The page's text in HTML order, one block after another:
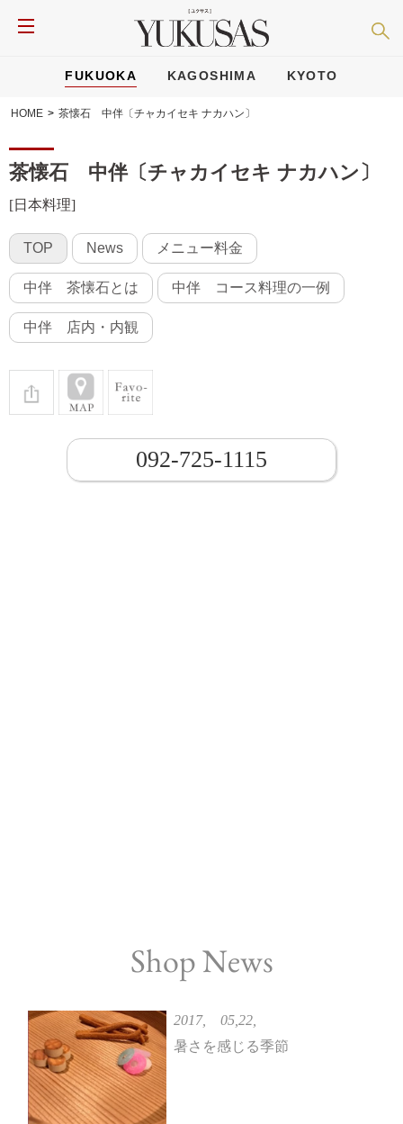
FUKUOKA KAGOSHIMA KYOTO
HOME > 茶懐石 中伴〔チャカイセキ ナカハン〕
茶懐石 中伴〔チャカイセキ ナカハン〕
[日本料理]
TOP News メニュー料金
中伴 茶懐石とは 中伴 コース料理の一例
中伴 店内・内観
092-725-1115
Shop News
2017, 05,22,
暑さを感じる季節